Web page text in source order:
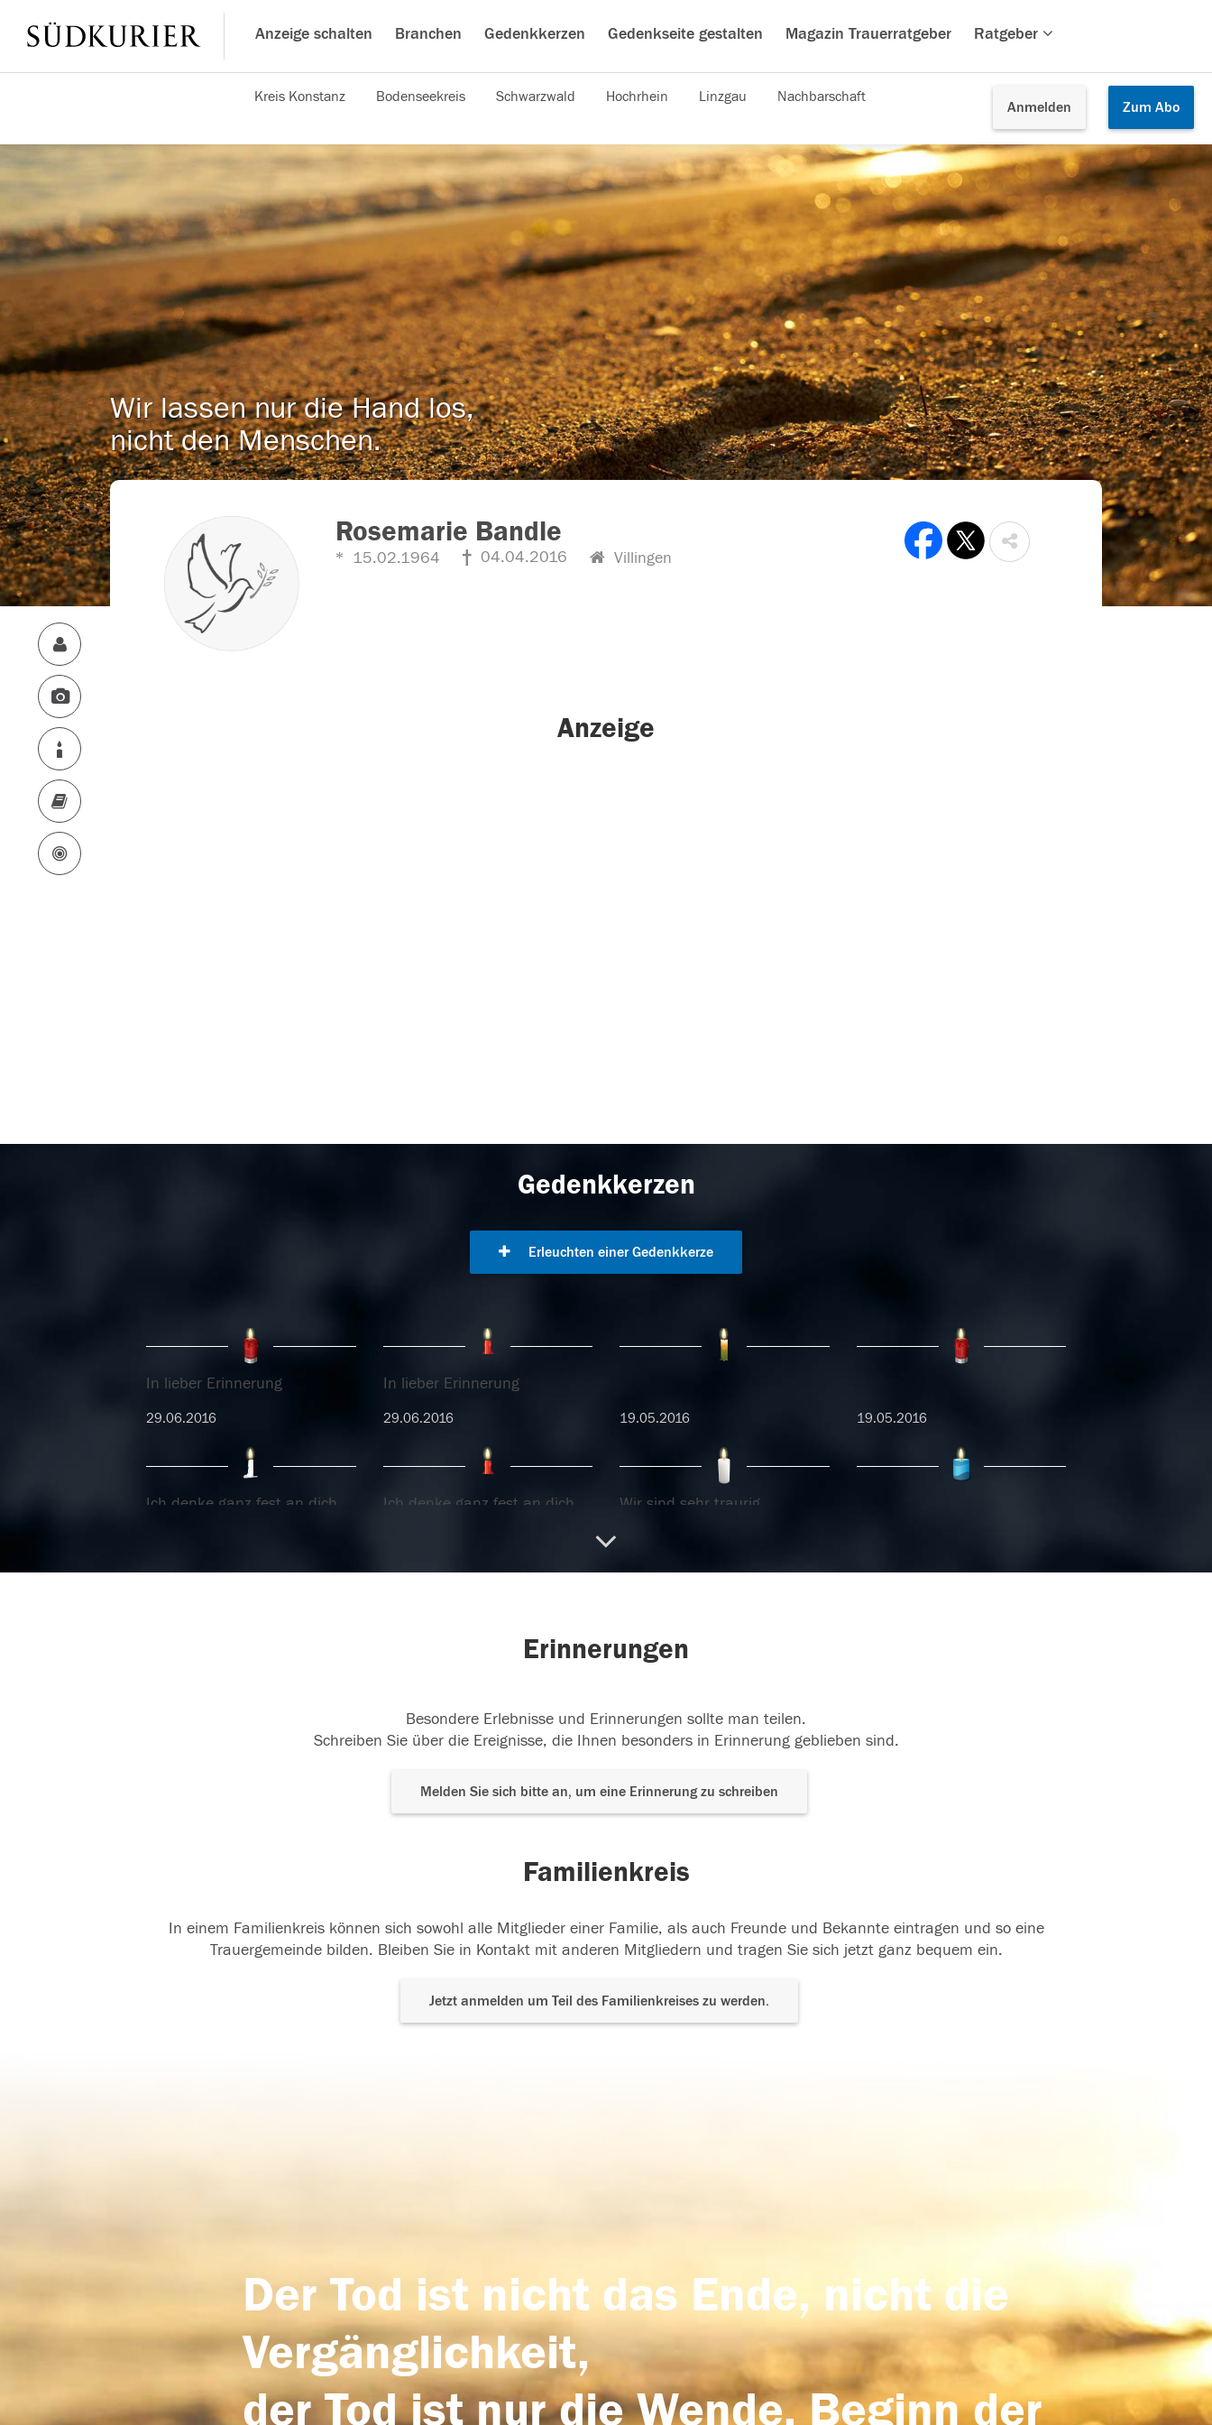
Anzeige schalten Branchen Gedenkkerzen Gedenkseite gestalten Magazin Trauerratgeber Ratgeber
Anmelden Zum Abo
Kreis Konstanz Bodenseekreis Schwarzwald Hochrhein Linzgau Nachbarschaft
Wir lassen nur die Hand los,
nicht den Menschen.
Rosemarie Bandle
15.02.1964 04.04.2016 Villingen
Anzeige
Gedenkkerzen
Erleuchten einer Gedenkkerze
In lieber Erinnerung
29.06.2016
In lieber Erinnerung
29.06.2016 19.05.2016 19.05.2016
Ich denke ganz fest an dich Ich denke ganz fest an dich Wir sind sehr traurig.
Erinnerungen
Besondere Erlebnisse und Erinnerungen sollte man teilen.
Schreiben Sie über die Ereignisse, die Ihnen besonders in Erinnerung geblieben sind.
Melden Sie sich bitte an, um eine Erinnerung zu schreiben
Familienkreis
In einem Familienkreis können sich sowohl alle Mitglieder einer Familie, als auch Freunde und Bekannte eintragen und so eine
Trauergemeinde bilden. Bleiben Sie in Kontakt mit anderen Mitgliedern und tragen Sie sich jetzt ganz bequem ein.
Jetzt anmelden um Teil des Familienkreises zu werden.
Der Tod ist nicht das Ende, nicht die
Vergänglichkeit,
der Tod ist nur die Wende, Beginn der